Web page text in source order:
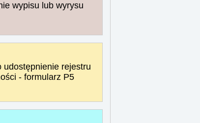
wypisu lub wyrysu
udostępnienie rejestru
- formularz P5